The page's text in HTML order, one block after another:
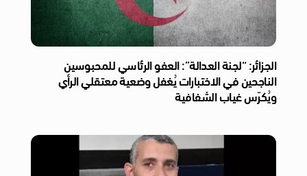
الجزائر: “لجنة العدالة”: العفو الرئاسي للمحبوسين
الناجحين في الاختبارات يُغفل وضعية معتقلي الرأي
ويُكرّس غياب الشفافية